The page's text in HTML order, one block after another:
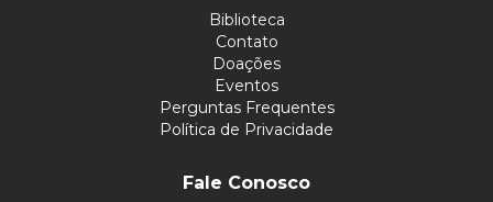
Biblioteca
Contato
Doações
Eventos
Perguntas Frequentes
Política de Privacidade
Fale Conosco